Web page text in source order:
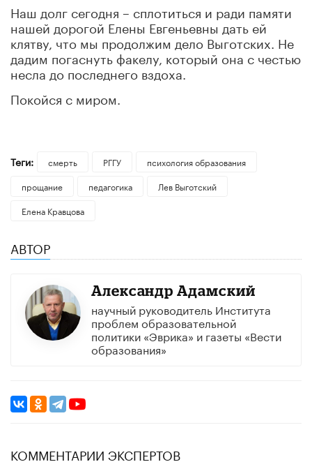
Наш долг сегодня – сплотиться и ради памяти
нашей дорогой Елены Евгеньевны дать ей
клятву, что мы продолжим дело Выготских. Не
дадим погаснуть факелу, который она с честью
несла до последнего вздоха.
Покойся с миром.
Теги: смерть РГГУ
психология образования
прощание
педагогика
Лев Выготский
Елена Кравцова
АВТОР
Александр Адамский
научный руководитель Института
проблем образовательной
политики «Эврика» и газеты «Вести
образования»
КОММЕНТАРИИ ЭКСПЕРТОВ